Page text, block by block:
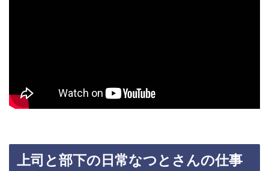
上司と部下の日常なつとさんの仕事